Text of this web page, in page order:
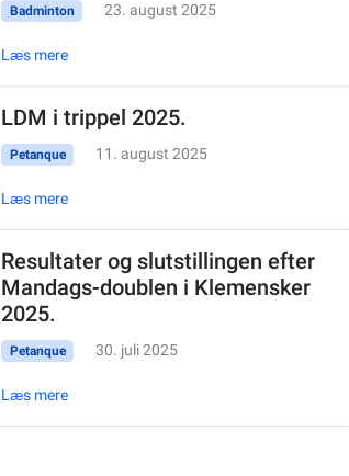
Badminton 23. august 2025
Læs mere
LDM i trippel 2025.
Petanque 11. august 2025
Læs mere
Resultater og slutstillingen efter
Mandags-doublen i Klemensker
2025.
Petanque 30. juli 2025
Læs mere